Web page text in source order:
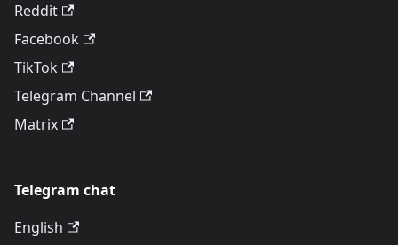
Reddit
Facebook
TikTok
Telegram Channel
Matrix
Telegram chat
English